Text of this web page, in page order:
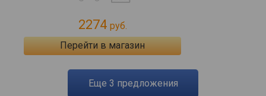
2274 руб.
Перейти в магазин
eще 3 предложения